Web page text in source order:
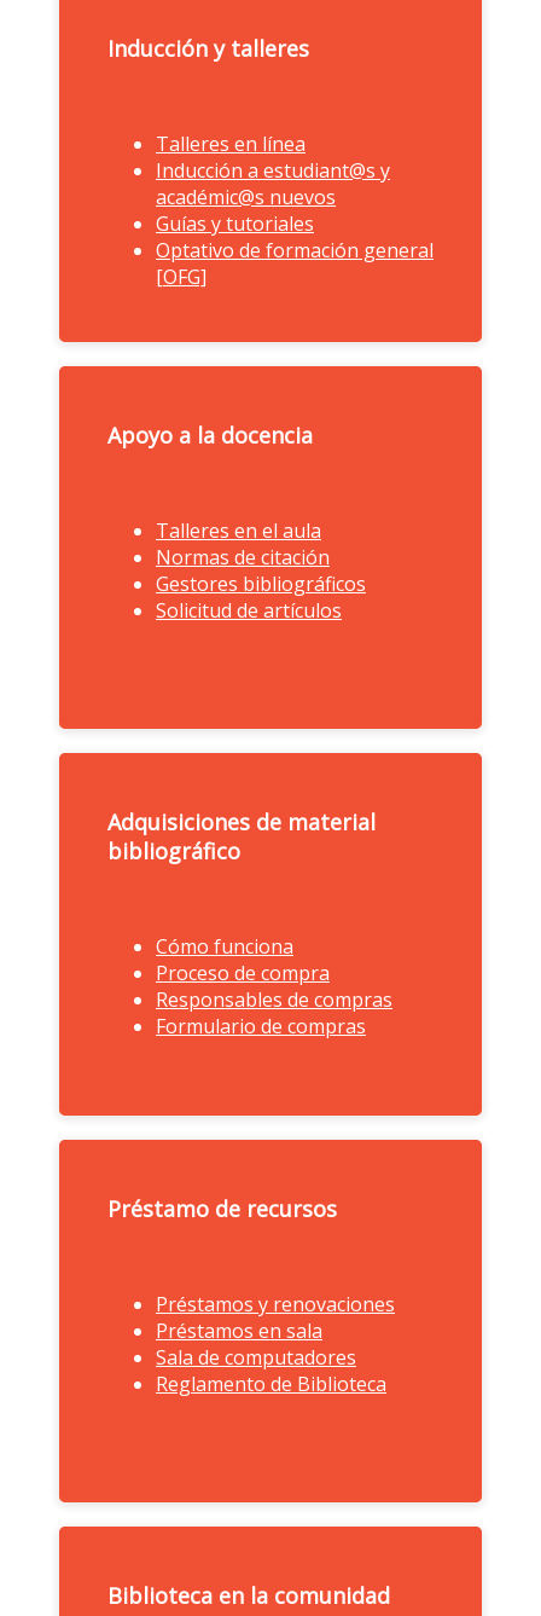
Inducción y talleres
Inducción y talleres
Talleres en línea
Inducción a estudiant@s y
académic@s nuevos
Guías y tutoriales
Optativo de formación general
[OFG]
Apoyo a la docencia
Apoyo a la docencia
Talleres en el aula
Normas de citación
Gestores bibliográficos
Solicitud de artículos
Adquisiciones de material
bibliográfico
Adquisiciones de material
bibliográfico
Cómo funciona
Proceso de compra
Responsables de compras
Formulario de compras
Préstamo de recursos
Préstamo de recursos
Préstamos y renovaciones
Préstamos en sala
Sala de computadores
Reglamento de Biblioteca
Biblioteca en la comunidad